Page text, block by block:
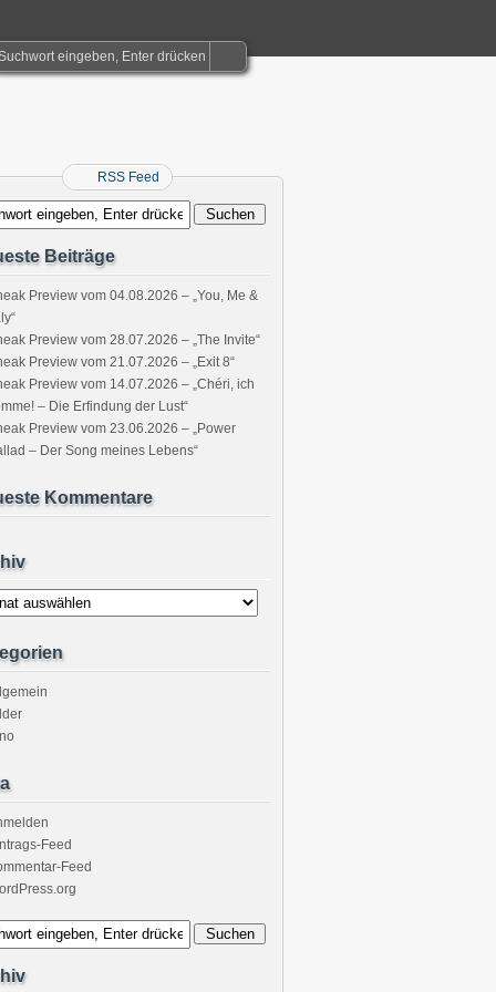
RSS Feed
Beiträge
Preview vom 04.08.2026 – „You, Me &
Preview vom 28.07.2026 – „The Invite“
Preview vom 21.07.2026 – „Exit 8“
Preview vom 14.07.2026 – „Chéri, ich
– Die Erfindung der Lust“
Preview vom 23.06.2026 – „Power
– Der Song meines Lebens“
Kommentare
Feed
Feed